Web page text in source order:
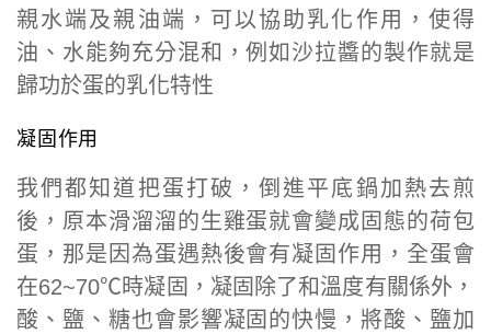
親水端及親油端，可以協助乳化作用，使得
油、水能夠充分混和，例如沙拉醬的製作就是
歸功於蛋的乳化特性
凝固作用
我們都知道把蛋打破，倒進平底鍋加熱去煎
後，原本滑溜溜的生雞蛋就會變成固態的荷包
蛋，那是因為蛋遇熱後會有凝固作用，全蛋會
在62~70℃時凝固，凝固除了和溫度有關係外，
酸、鹽、糖也會影響凝固的快慢，將酸、鹽加